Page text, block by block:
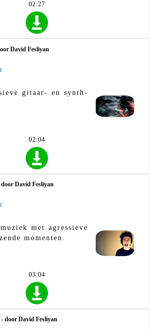
02:27
David Fesliyan
gitaar- en synth-
02:04
door David Fesliyan
met agressieve
momenten.
03:04
- door David Fesliyan